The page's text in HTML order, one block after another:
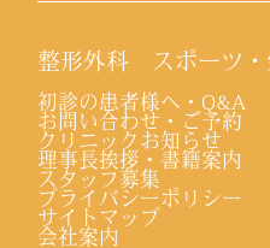
整形外科 スポーツ・
初診の患者様へ・Q&A
お問い合わせ・ご予約
クリニックお知らせ
理事長挨拶・書籍案内
スタッフ募集
プライバシーポリシー
サイトマップ
会社案内